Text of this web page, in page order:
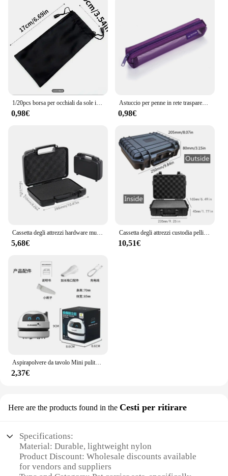
1/20pcs borsa per occhiali da sole impermeabile in tessuto morbido portatile custodia per la polvere in microfibra custodia per occhiali borsa per il trasporto custodia per occhiali
0,98€
Astuccio per penne in rete trasparente Portapenne con cerniera Astuccio multiuso per cancelleria Astuccio per matite di grande capacità per studenti
0,98€
Cassetta degli attrezzi hardware multifunzionale Custodia per strumenti in plastica portatile Scatola protettiva per notebook Custodia per attrezzi per attrezzature da esterno
5,68€
Cassetta degli attrezzi custodia pellican custodia per attrezzature in plastica cassetta degli attrezzi per meccanica custodia rigida impermeabile valigia strumenti scatola di immagazzinaggio
10,51€
Aspirapolvere da tavolo Mini pulitore wireless Regalo di cancelleria per studenti Pulitore da tavolo ricaricabile portatile per la casa
2,37€
Here are the products found in the Cesti per ritirare
Specifications:
Material: Durable, lightweight nylon
Product Discount: Wholesale discounts available
for vendors and suppliers